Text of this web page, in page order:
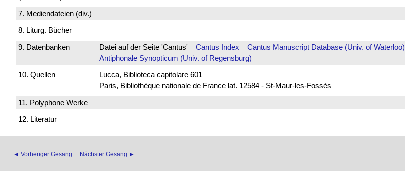
7. Mediendateien (div.)
8. Liturg. Bücher
9. Datenbanken
Datei auf der Seite 'Cantus' Cantus Index
Cantus Manuscript Database (Univ. of Waterloo)
Antiphonale Synopticum (Univ. of Regensburg)
10. Quellen
Lucca, Biblioteca capitolare 601
Paris, Bibliothèque nationale de France lat. 12584 - St-Maur-les-Fossés
11. Polyphone Werke
12. Literatur
◄ Vorheriger Gesang Nächster Gesang ►